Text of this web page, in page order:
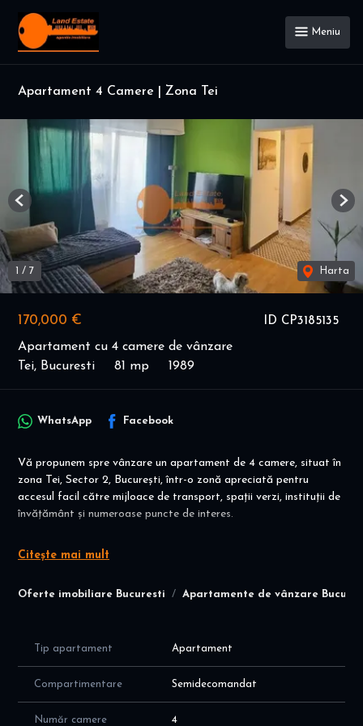
Meniu
Apartament 4 Camere | Zona Tei
ID CP3185135
170,000 €
Apartament cu 4 camere de vânzare
Tei, Bucuresti
81 mp 1989
1 / 7 Harta
Previous
Oferte imobiliare Bucuresti Apartamente de vânzare
WhatsApp Facebook
Vă propunem spre vânzare un apartament de 4 camere, situat în
zona Tei, Sector 2, București, într-o zonă apreciată pentru
accesul facil către mijloace de transport, spații verzi, instituții de
învățământ și numeroase puncte de interes.
compartimentat semidecomandat și se află la etajul 3 din 8 al
intermediar oferă un echilibru excelent între accesibilitate și
Locuința dispune de o compartimentare practică, cu 4 camere
dorește spațiu și funcționalitate.
Caracteristici principale:
4 camere;
Citește mai mult
Tip apartament Apartament
Compartimentare Semidecomandat
Număr camere 4